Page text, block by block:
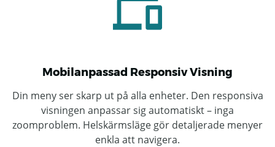
Mobilanpassad Responsiv Visning
Din meny ser skarp ut på alla enheter. Den responsiva
visningen anpassar sig automatiskt – inga
zoomproblem. Helskärmsläge gör detaljerade menyer
enkla att navigera.